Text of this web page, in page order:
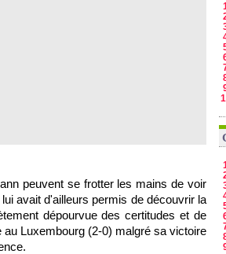
peuvent se frotter les mains de voir
avait d'ailleurs permis de découvrir la
dépourvue des certitudes et de
Luxembourg (2-0) malgré sa victoire